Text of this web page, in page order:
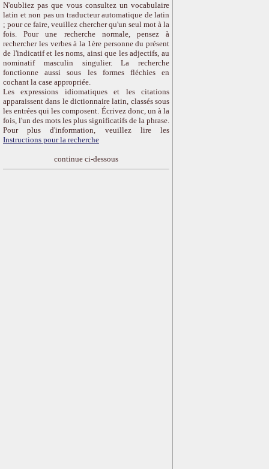
N'oubliez pas que vous consultez un vocabulaire
latin et non pas un traducteur automatique de latin
; pour ce faire, veuillez chercher qu'un seul mot à la
fois. Pour une recherche normale, pensez à
rechercher les verbes à la 1ère personne du présent
de l'indicatif et les noms, ainsi que les adjectifs, au
nominatif masculin singulier. La recherche
fonctionne aussi sous les formes fléchies en
cochant la case appropriée.
Les expressions idiomatiques et les citations
apparaissent dans le dictionnaire latin, classés sous
les entrées qui les composent. Écrivez donc, un à la
fois, l'un des mots les plus significatifs de la phrase.
Pour plus d'information, veuillez lire les
Instructions pour la recherche
continue ci-dessous